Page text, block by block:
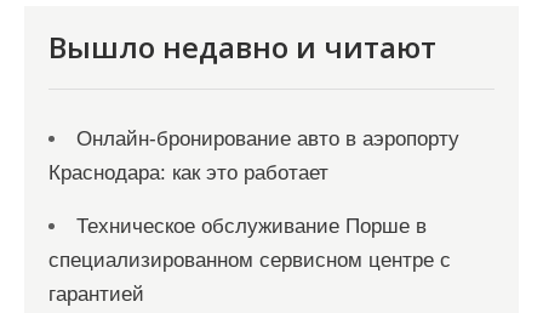
Вышло недавно и читают
Онлайн‑бронирование авто в аэропорту
Краснодара: как это работает
Техническое обслуживание Порше в
специализированном сервисном центре с
гарантией